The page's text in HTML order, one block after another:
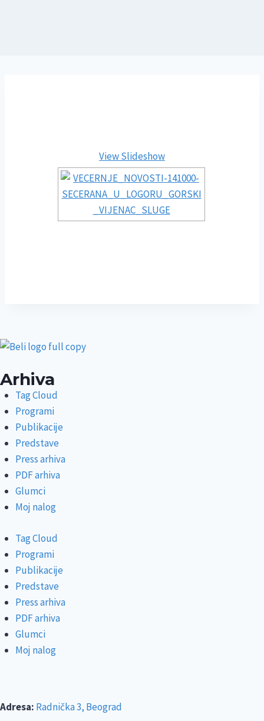
View Slideshow
Arhiva
Tag Cloud
Programi
Publikacije
Predstave
Press arhiva
PDF arhiva
Glumci
Moj nalog
Tag Cloud
Programi
Publikacije
Predstave
Press arhiva
PDF arhiva
Glumci
Moj nalog
Adresa: Radnička 3, Beograd